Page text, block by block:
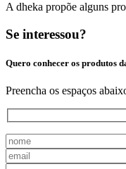
A dheka propõe alguns
Se interessou?
Quero conhecer os produtos
Preencha os espaços